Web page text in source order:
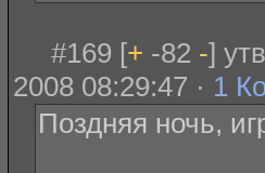
#169 [+ -82 -]
2008 08:29:47 · 1
Поздняя ночь,